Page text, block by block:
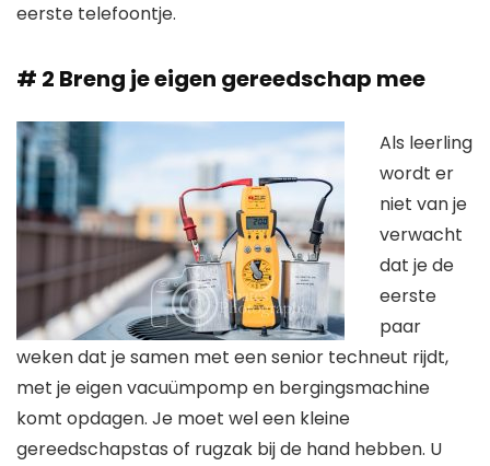
eerste telefoontje.
# 2 Breng je eigen gereedschap mee
Als leerling
wordt er
niet van je
verwacht
dat je de
eerste
paar
weken dat je samen met een senior techneut rijdt,
met je eigen vacuümpomp en bergingsmachine
komt opdagen. Je moet wel een kleine
gereedschapstas of rugzak bij de hand hebben. U